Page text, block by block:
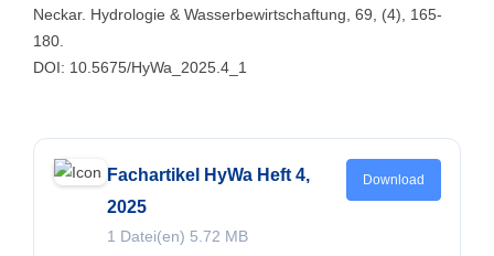
Neckar. Hydrologie & Wasserbewirtschaftung, 69, (4), 165-
180.
DOI: 10.5675/HyWa_2025.4_1
Fachartikel HyWa Heft 4,
2025
1 Datei(en) 5.72 MB
Download